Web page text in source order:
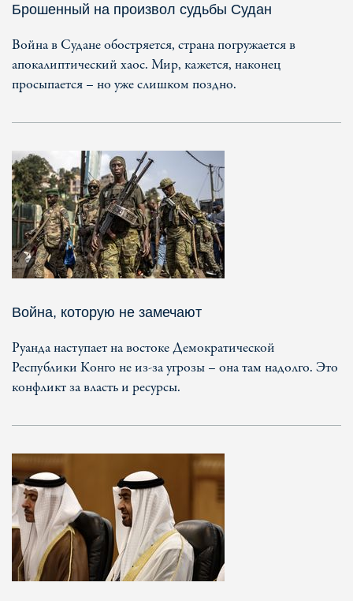
Брошенный на произвол судьбы Судан
Война в Судане обостряется, страна погружается в
апокалиптический хаос. Мир, кажется, наконец
просыпается – но уже слишком поздно.
Война, которую не замечают
Руанда наступает на востоке Демократической
Республики Конго не из-за угрозы – она там надолго. Это
конфликт за власть и ресурсы.